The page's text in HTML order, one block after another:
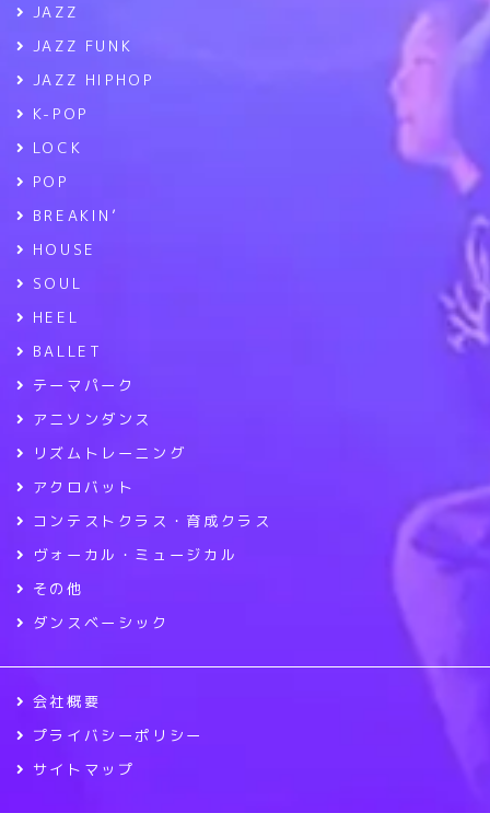
JAZZ
JAZZ FUNK
JAZZ HIPHOP
K-POP
LOCK
POP
BREAKIN’
HOUSE
SOUL
HEEL
BALLET
テーマパーク
アニソンダンス
リズムトレーニング
アクロバット
コンテストクラス・育成クラス
ヴォーカル・ミュージカル
その他
ダンスベーシック
会社概要
プライバシーポリシー
サイトマップ